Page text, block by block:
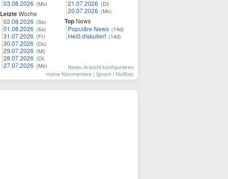
03.08.2026 (Mo)
LetzteWoche
02.08.2026 (So)
01.08.2026 (Sa)
31.07.2026 (Fr)
30.07.2026 (Do)
29.07.2026 (Mi)
28.07.2026 (Di)
27.07.2026 (Mo)
21.07.2026 (Di)
20.07.2026 (Mo)
Top News
Populäre News (14d)
Heiß diskutiert (14d)
News-Ansicht konfigurieren
meine Kommentare | Ignore | Notifies